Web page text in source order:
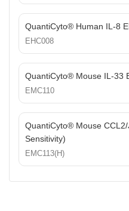
QuantiCyto® Human IL-8
EHC008
QuantiCyto® Mouse IL-33
EMC110
QuantiCyto® Mouse
Sensitivity)
EMC113(H)